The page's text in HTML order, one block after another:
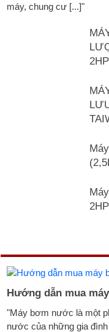
máy, chung cư [...]"
2HP
Hướng dẫn mua
"Máy bơm nước là một
nước của những gia